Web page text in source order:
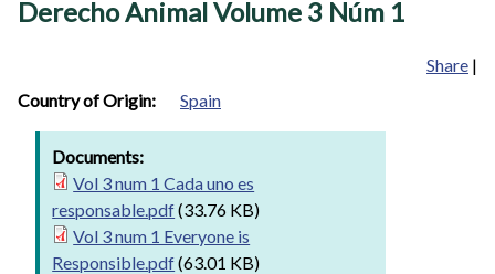
You
Derecho Animal Volume 3 Núm 1
Share |
Country of Origin:
Spain
Documents:
Vol 3 num 1 Cada uno es
responsable.pdf(33.76 KB)
Vol 3 num 1 Everyone is
Responsible.pdf(63.01 KB)